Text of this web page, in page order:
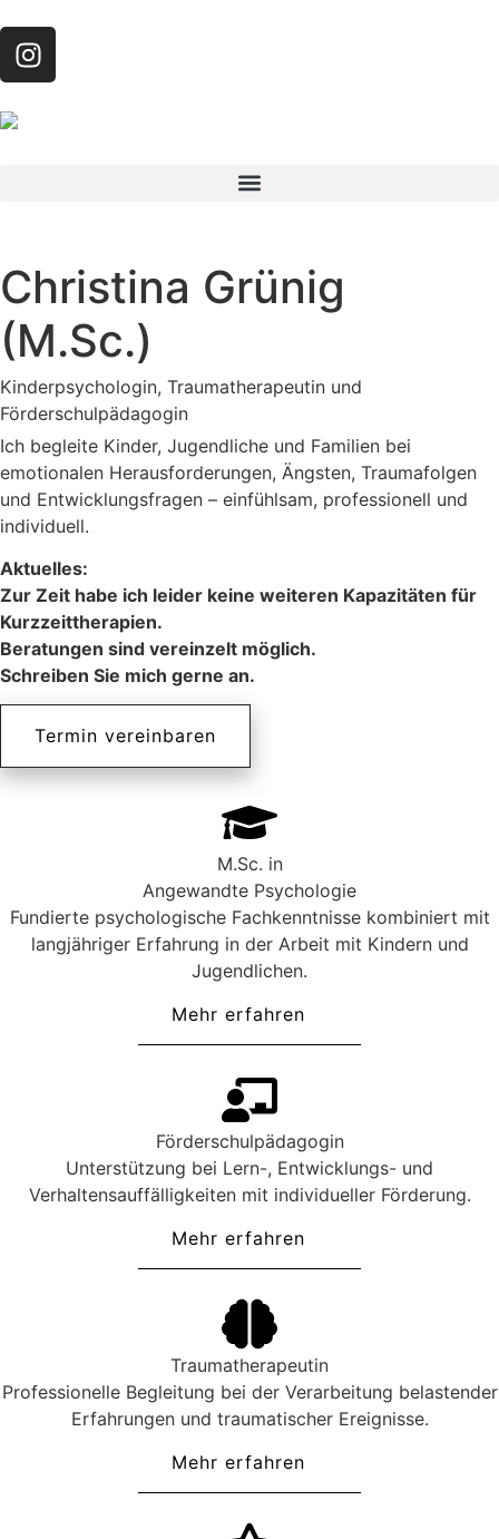
Christina Grünig
(M.Sc.)
Kinderpsychologin, Traumatherapeutin und
Förderschulpädagogin
Ich begleite Kinder, Jugendliche und Familien bei
emotionalen Herausforderungen, Ängsten, Traumafolgen
und Entwicklungsfragen – einfühlsam, professionell und
individuell.
Aktuelles:
Zur Zeit habe ich leider keine weiteren Kapazitäten für
Kurzzeittherapien.
Beratungen sind vereinzelt möglich.
Schreiben Sie mich gerne an.
Termin vereinbaren
M.Sc. in
Angewandte Psychologie
Fundierte psychologische Fachkenntnisse kombiniert mit
langjähriger Erfahrung in der Arbeit mit Kindern und
Jugendlichen.
Mehr erfahren
Förderschulpädagogin
Unterstützung bei Lern-, Entwicklungs- und
Verhaltensauffälligkeiten mit individueller Förderung.
Mehr erfahren
Traumatherapeutin
Professionelle Begleitung bei der Verarbeitung belastender
Erfahrungen und traumatischer Ereignisse.
Mehr erfahren